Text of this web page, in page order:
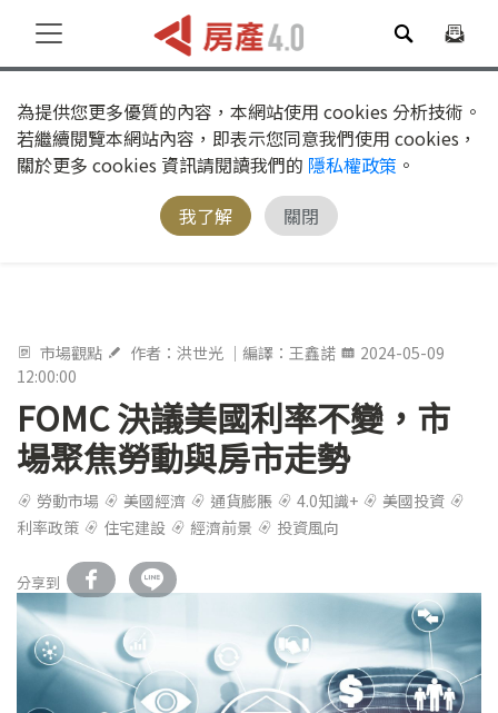
為提供您更多優質的內容，本網站使用 cookies 分析技術。
若繼續閱覽本網站內容，即表示您同意我們使用 cookies，
關於更多 cookies 資訊請閱讀我們的 隱私權政策 。
我了解
關閉
市場觀點 作者：洪世光 ｜編譯：王鑫諾
2024-05-09
12:00:00
FOMC 決議美國利率不變，市
場聚焦勞動與房市走勢
勞動市場 美國經濟 通貨膨脹 4.0知識+
美國投資
利率政策
住宅建設 經濟前景 投資風向
分享到